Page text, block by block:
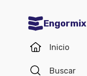
Engormix
Inicio
Buscar